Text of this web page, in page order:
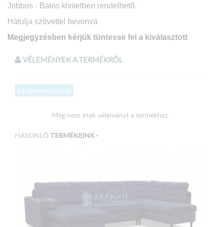
Jobbos - Balos kivitelben rendelhető.
Hátulja szövettel bevonva
Megjegyzésben kérjük tüntesse fel a kiválasztott
Sötétszürke szövet
Külső méret: 228 x 156 cm
Ülőmélység (párnával): 55 cm
Magasság: 90 cm
VÉLEMÉNYEK A TERMÉKRŐL
Új vélemény írása
Még nem írtak véleményt a termékhez.
HASONLÓ TERMÉKEINK>